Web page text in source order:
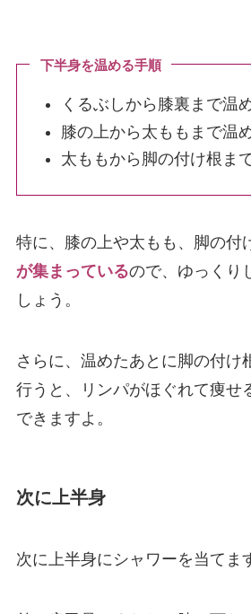
下半身を温める手順
くるぶしから膝裏まで温
膝の上から太ももまで温
太ももから脚の付け根ま
特に、膝の上や太もも、脚の付
が集まっているので、ゆっくり
しょう。
さらに、温めたあとに脚の付け
行うと、リンパがほぐれて痩せ
できますよ。
次に上半身
次に上半身にシャワーを当てま